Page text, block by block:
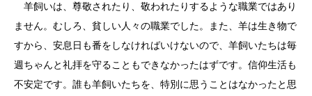
羊飼いは、尊敬されたり、敬われたりするような職業ではあり
ません。むしろ、貧しい人々の職業でした。また、羊は生き物で
すから、安息日も番をしなければいけないので、羊飼いたちは毎
週ちゃんと礼拝を守ることもできなかったはずです。信仰生活も
不安定です。誰も羊飼いたちを、特別に思うことはなかったと思